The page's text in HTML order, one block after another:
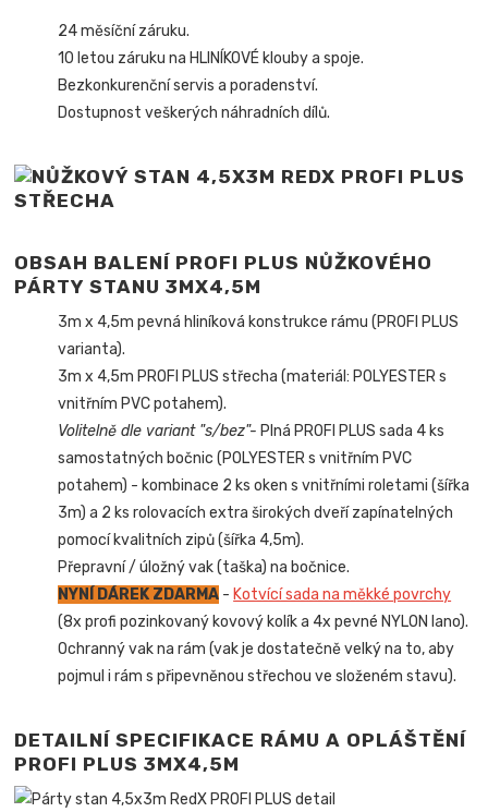
24 měsíční záruku.
10 letou záruku na HLINÍKOVÉ klouby a spoje.
Bezkonkurenční servis a poradenství.
Dostupnost veškerých náhradních dílů.
OBSAH BALENÍ PROFI PLUS NŮŽKOVÉHO
PÁRTY STANU 3MX4,5M
3m x 4,5m pevná hliníková konstrukce rámu (PROFI PLUS
varianta).
3m x 4,5m PROFI PLUS střecha (materiál: POLYESTER s
vnitřním PVC potahem).
Volitelně dle variant "s/bez"- Plná PROFI PLUS sada 4 ks
samostatných bočnic (POLYESTER s vnitřním PVC
potahem) - kombinace 2 ks oken s vnitřními roletami (šířka
3m) a 2 ks rolovacích extra širokých dveří zapínatelných
pomocí kvalitních zipů (šířka 4,5m).
Přepravní / úložný vak (taška) na bočnice.
NYNÍ DÁREK ZDARMA - Kotvící sada na měkké povrchy
(8x profi pozinkovaný kovový kolík a 4x pevné NYLON lano).
Ochranný vak na rám (vak je dostatečně velký na to, aby
pojmul i rám s připevněnou střechou ve složeném stavu).
DETAILNÍ SPECIFIKACE RÁMU A OPLÁŠTĚNÍ
PROFI PLUS 3MX4,5M